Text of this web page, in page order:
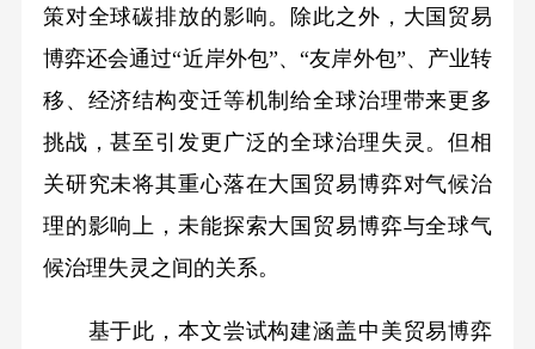
策对全球碳排放的影响。除此之外，大国贸易
博弈还会通过“近岸外包”、“友岸外包”、产业转
移、经济结构变迁等机制给全球治理带来更多
挑战，甚至引发更广泛的全球治理失灵。但相
关研究未将其重心落在大国贸易博弈对气候治
理的影响上，未能探索大国贸易博弈与全球气
候治理失灵之间的关系。
基于此，本文尝试构建涵盖中美贸易博弈